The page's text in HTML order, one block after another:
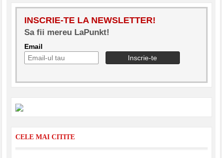
INSCRIE-TE LA NEWSLETTER!
Sa fii mereu LaPunkt!
Email
CELE MAI CITITE